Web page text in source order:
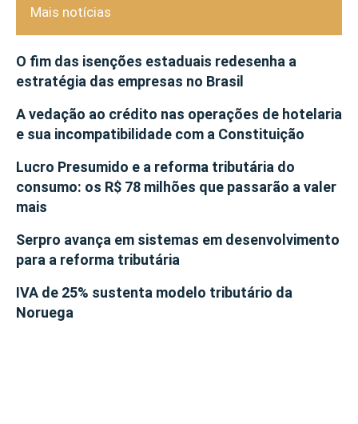
Mais notícias
O fim das isenções estaduais redesenha a
estratégia das empresas no Brasil
A vedação ao crédito nas operações de hotelaria
e sua incompatibilidade com a Constituição
Lucro Presumido e a reforma tributária do
consumo: os R$ 78 milhões que passarão a valer
mais
Serpro avança em sistemas em desenvolvimento
para a reforma tributária
IVA de 25% sustenta modelo tributário da
Noruega